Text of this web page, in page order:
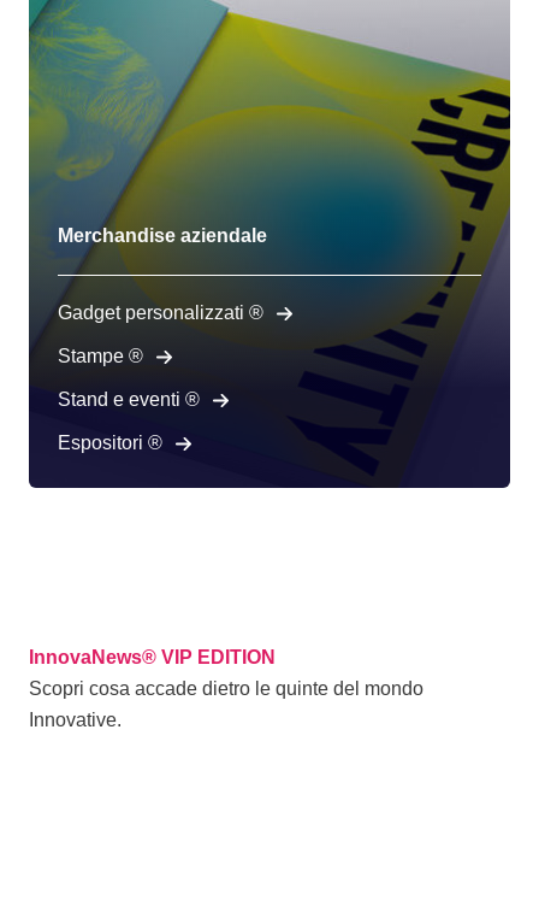
Merchandise aziendale
Gadget personalizzati ®
Stampe ®
Stand e eventi ®
Espositori ®
InnovaNews® VIP EDITION
Scopri cosa accade dietro le quinte del mondo
Innovative.